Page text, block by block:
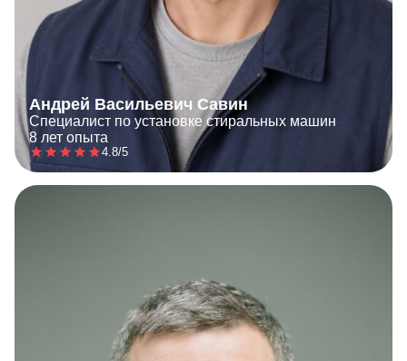
Андрей Васильевич Савин
Специалист по установке стиральных машин
8 лет опыта
4.8/5